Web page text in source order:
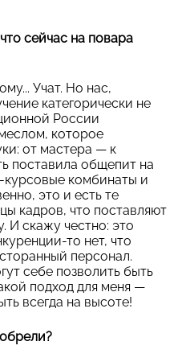
сейчас на повара
Учат. Но нас,
категорически не
России
которое
от мастера — к
поставила общепит на
курсовые комбинаты и
это и есть те
кадров, что поставляют
И скажу честно: это
то нет, что
персонал.
себе позволить быть
подход для меня —
всегда на высоте!